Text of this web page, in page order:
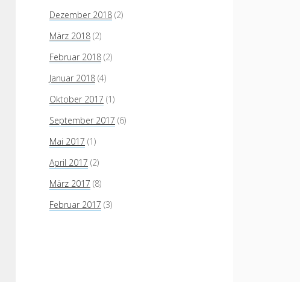
Dezember 2018 (2)
März 2018 (2)
Februar 2018 (2)
Januar 2018 (4)
Oktober 2017 (1)
September 2017 (6)
Mai 2017 (1)
April 2017 (2)
März 2017 (8)
Februar 2017 (3)